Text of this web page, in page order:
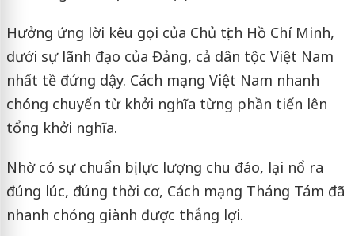
Hưởng ứng lời kêu gọi của Chủ tịch Hồ Chí Minh,
dưới sự lãnh đạo của Đảng, cả dân tộc Việt Nam
nhất tề đứng dậy. Cách mạng Việt Nam nhanh
chóng chuyển từ khởi nghĩa từng phần tiến lên
tổng khởi nghĩa.
Nhờ có sự chuẩn bị lực lượng chu đáo, lại nổ ra
đúng lúc, đúng thời cơ, Cách mạng Tháng Tám đã
nhanh chóng giành được thắng lợi.